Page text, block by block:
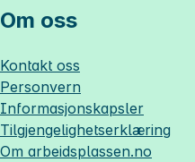
Om oss
Kontakt oss
Personvern
Informasjonskapsler
Tilgjengelighetserklæring
Om arbeidsplassen.no